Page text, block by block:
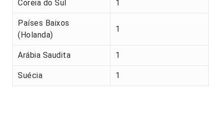
Coreia do Sul 1
Países Baixos
(Holanda)
1
Arábia Saudita 1
Suécia 1